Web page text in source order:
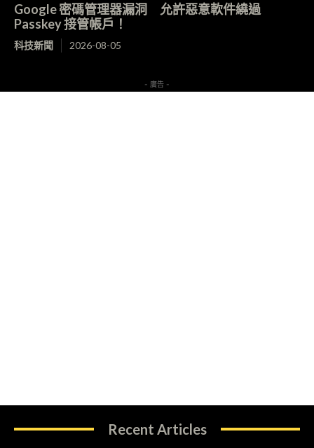
Google 密碼管理器漏洞 允許惡意軟件繞過
Passkey 接管帳戶！
科技新聞 2026-08-05
- 廣告 -
Recent Articles